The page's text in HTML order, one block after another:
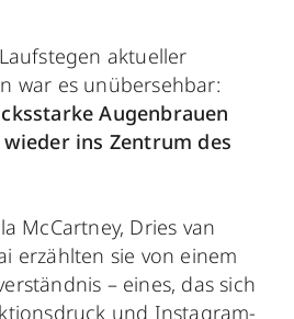
aktueller
war es unübersehbar:
Augenbrauen
ins Zentrum des
McCartney, Dries van
erzählten sie von einem
– eines, das sich
und Instagram-